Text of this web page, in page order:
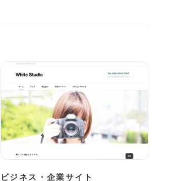
ビジネス・企業サイト